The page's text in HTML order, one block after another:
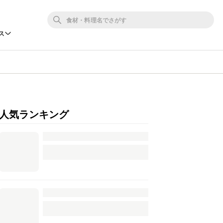
人気ランキング